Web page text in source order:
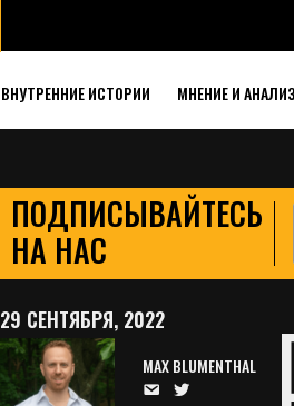
ВНУТРЕННИЕ ИСТОРИИ МНЕНИЕ И АНАЛИЗ
ПОДПИСЫВАЙТЕСЬ
НА НАС
29 СЕНТЯБРЯ, 2022
MAX BLUMENTHAL